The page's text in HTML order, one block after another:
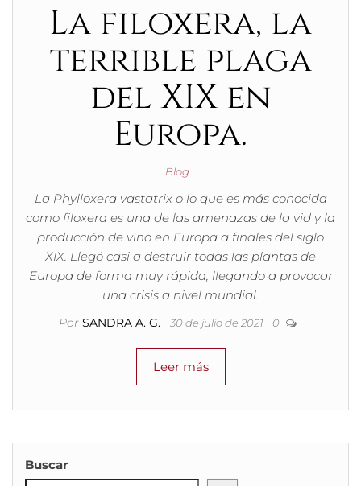
La filoxera, la
terrible plaga
del XIX en
Europa.
Blog
La Phylloxera vastatrix o lo que es más conocida
como filoxera es una de las amenazas de la vid y la
producción de vino en Europa a finales del siglo
XIX. Llegó casi a destruir todas las plantas de
Europa de forma muy rápida, llegando a provocar
una crisis a nivel mundial.
Por SANDRA A. G. 30 de julio de 2021 0
Leer más
Buscar